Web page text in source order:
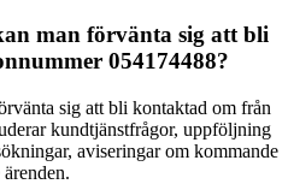
man förvänta sig att bli
054174488?
sig att bli kontaktad om från
kundtjänstfrågor, uppföljning
aviseringar om kommande